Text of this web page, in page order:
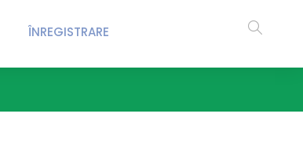
ÎNREGISTRARE